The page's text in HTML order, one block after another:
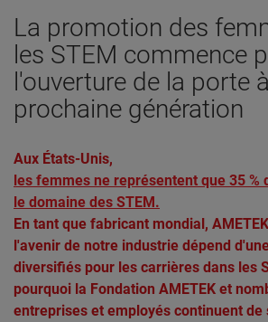
La promotion des
les STEM commence
l'ouverture de la porte
prochaine génération
Aux États-Unis,
les femmes ne représentent que 35 %
le domaine des STEM.
En tant que fabricant mondial,
l'avenir de notre industrie dépend
diversifiés pour les carrières dans les
pourquoi la Fondation AMETEK et
entreprises et employés continuent de